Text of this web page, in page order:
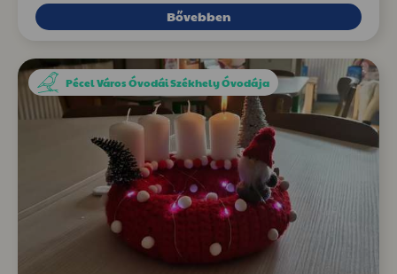
Bővebben
Pécel Város Óvodái Székhely Óvodája